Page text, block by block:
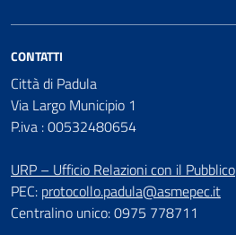
CONTATTI
Città di Padula
Via Largo Municipio 1
P.iva : 00532480654
URP – Ufficio Relazioni con il Pubblico
PEC: protocollo.padula@asmepec.it
Centralino unico: 0975 778711